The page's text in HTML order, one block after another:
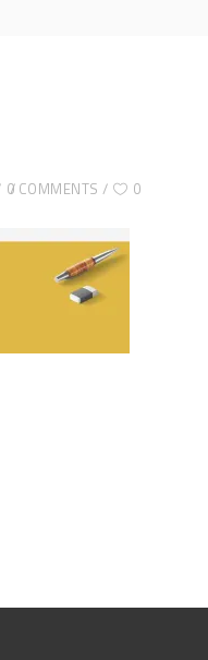
0 COMMENTS 0